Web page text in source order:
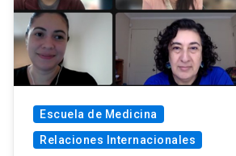
Escuela de Medicina
Relaciones Internacionales